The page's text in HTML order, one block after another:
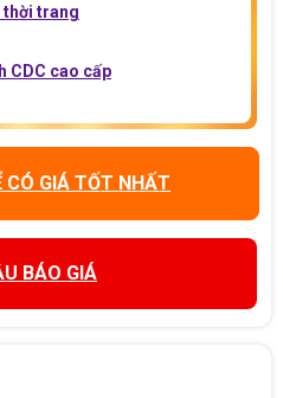
thời trang
CDC cao cấp
CÓ GIÁ TỐT NHẤT
BÁO GIÁ